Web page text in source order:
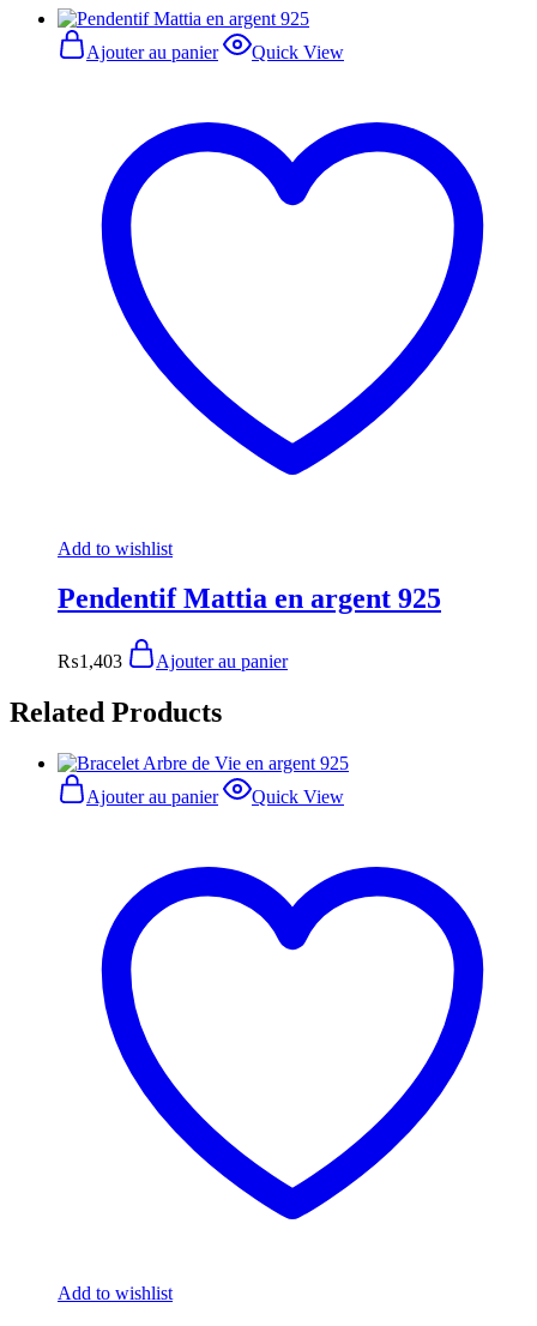
Ajouter au panier Quick View
Add to wishlist
Pendentif Mattia en argent 925
₨1,403 Ajouter au panier
Related Products
Ajouter au panier Quick View
Add to wishlist